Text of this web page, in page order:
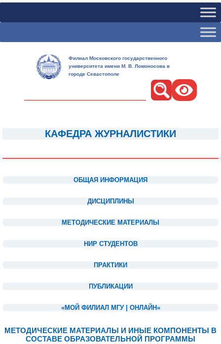
Филиал Московского государственного
университета имени М. В. Ломоносова в
городе Севастополе
КАФЕДРА ЖУРНАЛИСТИКИ
ОБЩАЯ ИНФОРМАЦИЯ
ДИСЦИПЛИНЫ
МЕТОДИЧЕСКИЕ МАТЕРИАЛЫ
НИР СТУДЕНТОВ
ПРАКТИКИ
ПУБЛИКАЦИИ
«МОЙ ФИЛИАЛ МГУ | ОНЛАЙН»
МЕТОДИЧЕСКИЕ МАТЕРИАЛЫ И ИНЫЕ КОМПОНЕНТЫ В
СОСТАВЕ ОБРАЗОВАТЕЛЬНОЙ ПРОГРАММЫ